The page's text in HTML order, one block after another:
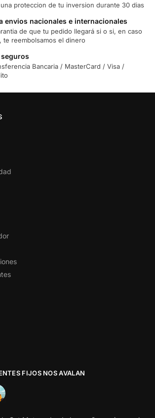
proteccion de tu inversion durante 30 dias
envios nacionales e internacionales
de que tu pedido llegará si o si, en caso
te reembolsamos el dinero
seguros
Bancaria / MasterCard / Visa /
FIJOS NOS AVALAN